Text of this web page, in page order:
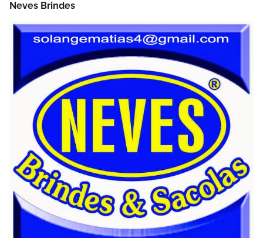
Neves Brindes